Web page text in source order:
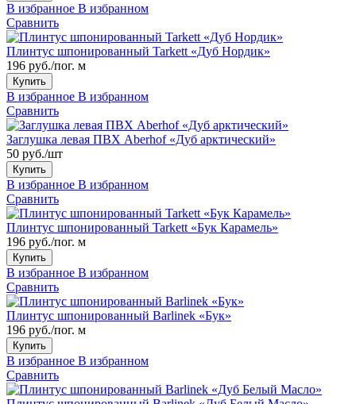
В избранное В избранном
Сравнить
Плинтус шпонированный Tarkett «Дуб Нордик»
196 руб./пог. м
Купить
В избранное В избранном
Сравнить
Заглушка левая ПВХ Aberhof «Дуб арктический»
50 руб./шт
Купить
В избранное В избранном
Сравнить
Плинтус шпонированный Tarkett «Бук Карамель»
196 руб./пог. м
Купить
В избранное В избранном
Сравнить
Плинтус шпонированный Barlinek «Бук»
196 руб./пог. м
Купить
В избранное В избранном
Сравнить